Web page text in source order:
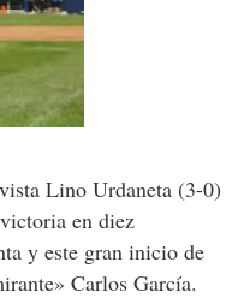
Lino Urdaneta (3-0)
en diez
y este gran inicio de
Carlos García.